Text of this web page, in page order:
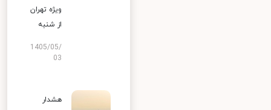
ویژه تهران
از شنبه
1405/05/
03
هشدار